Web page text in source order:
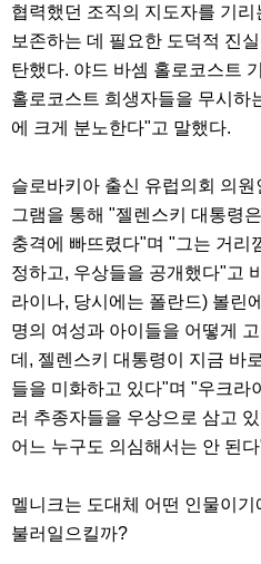
협력했던 조직의 지도자를 기
보존하는 데 필요한 도덕적 진
탄했다. 야드 바셈 홀로코스트
홀로코스트 희생자들을 무시하
에 크게 분노한다"고 말했다.
슬로바키아 출신 유럽의회 의
그램을 통해 "젤렌스키 대통령
충격에 빠뜨렸다"며 "그는 거리
정하고, 우상들을 공개했다"고
라이나, 당시에는 폴란드) 볼린
명의 여성과 아이들을 어떻게
데, 젤렌스키 대통령이 지금 바
들을 미화하고 있다"며 "우크라
러 추종자들을 우상으로 삼고
어느 누구도 의심해서는 안 된
멜니크는 도대체 어떤 인물이
불러일으킬까?